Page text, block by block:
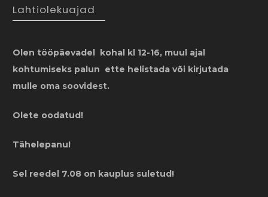
Lahtiolekuajad
Olen tööpäevadel kohal kl 12-16, muul ajal
kohtumiseks palun ette helistada või kirjutada
mulle oma soovidest.
Olete oodatud!
Tähelepanu!
Sel reedel 7.08 on kauplus suletud!